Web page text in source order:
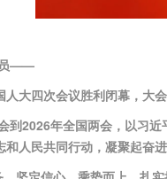
员——
大四次会议胜利闭幕，大
到2026年全国两会，以习
人民共同行动，凝聚起奋